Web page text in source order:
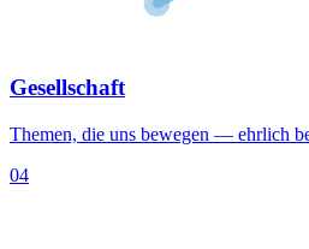
Gesellschaft
Themen, die uns bewegen — ehrlich
04